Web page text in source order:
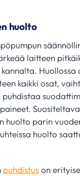
huolto
laitteen
kaikki osat,
puhdistaa
huolto parin
huolto
puhdistuson